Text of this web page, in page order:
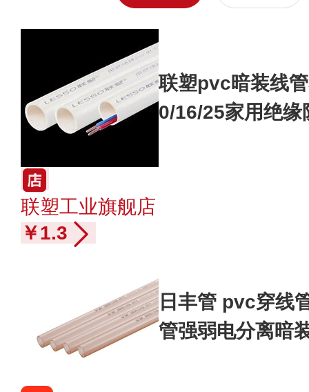
联塑pvc暗装线
0/16/25家用绝缘
联塑工业旗舰店
￥1.3
日丰管 pvc穿线
管强弱电分离暗